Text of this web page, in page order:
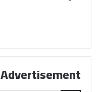
Advertisement